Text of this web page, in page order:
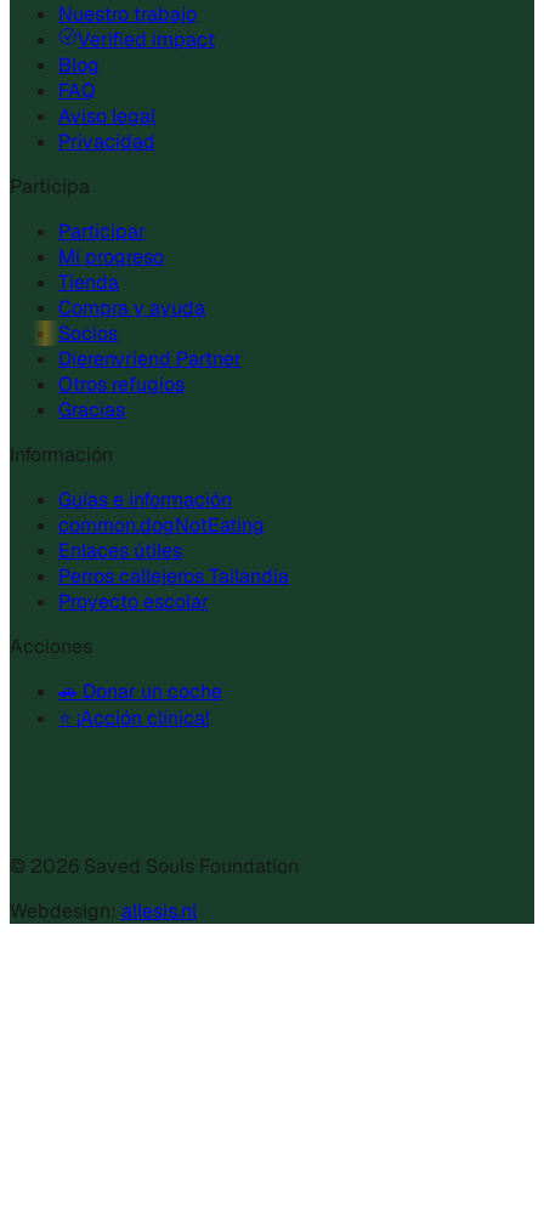
Nuestro trabajo
Verified impact
Blog
FAQ
Aviso legal
Privacidad
Participa
Participar
Mi progreso
Tienda
Compra y ayuda
Socios
Dierenvriend Partner
Otros refugios
Gracias
Información
Guías e información
common.dogNotEating
Enlaces útiles
Perros callejeros Tailandia
Proyecto escolar
Acciones
🚗 Donar un coche
⭐ ¡Acción clínica!
© 2026 Saved Souls Foundation
Webdesign: allesis.nl